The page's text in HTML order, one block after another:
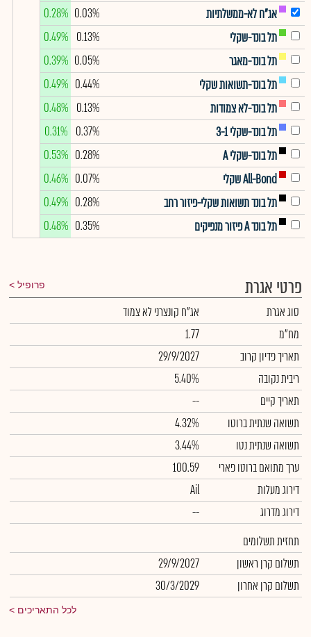
אג"ח לא-ממשלתיות
0.03%
0.28%
תל בונד-שקלי
0.13%
0.49%
תל בונד-מאגר
0.05%
0.39%
תל בונד-תשואות שקלי
0.44%
0.49%
תל בונד-לא צמודות
0.13%
0.48%
תל בונד-שקלי 3-1
0.37%
0.31%
תל בונד-שקלי A
0.28%
0.53%
All-Bond שקלי
0.07%
0.46%
תל בונד תשואות שקלי-פיזור רחב
0.28%
0.49%
תל בונד A פיזור מנפיקים
0.35%
0.48%
פרטי אגרת פרופיל
סוג אגרת
אג"ח קונצרני לא צמוד
מח"מ
1.77
תאריך פדיון קרוב
29/9/2027
ריבית נקובה
5.40%
תאריך קיים
--
תשואה שנתית ברוטו
4.32%
תשואה שנתית נטו
3.44%
ערך מתואם ברוטו פארי
100.59
דירוג מעלות
Ail
דירוג מדרוג
--
תחזית תשלומים
תשלום קרן ראשון
29/9/2027
תשלום קרן אחרון
30/3/2029
לכל התאריכים